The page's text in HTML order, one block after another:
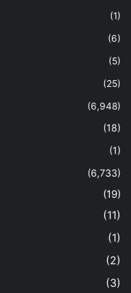
(1)
(6)
(5)
(25)
(6,948)
(18)
(1)
(6,733)
(19)
(11)
(1)
(2)
(3)